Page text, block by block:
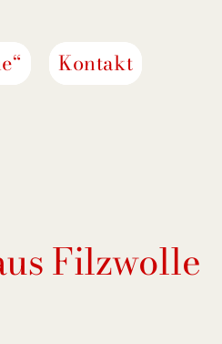
Kontakt
Filzwolle